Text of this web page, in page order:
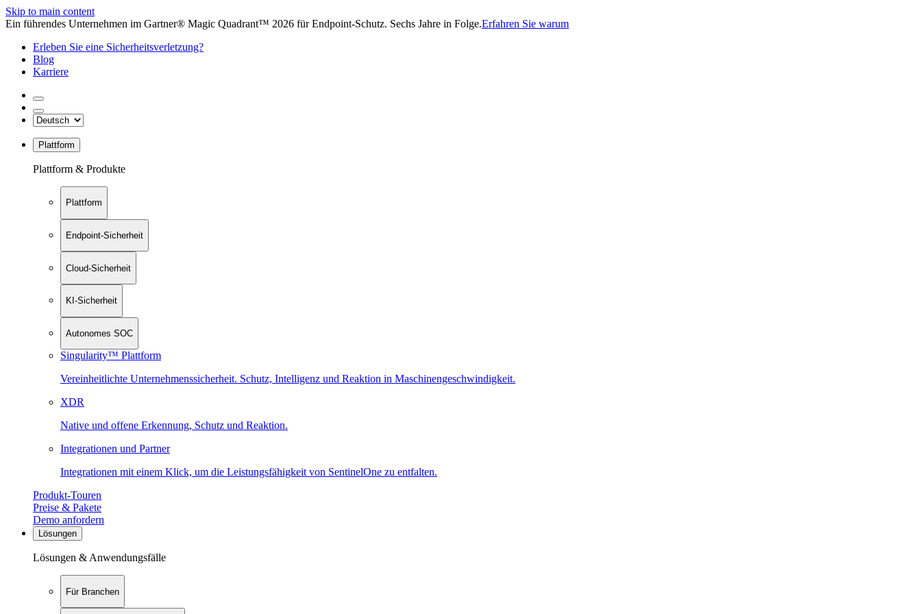
Skip to main content
Ein führendes Unternehmen im Gartner® Magic Quadrant™ 2026 für Endpoint-Schutz. Sechs Jahre in Folge.Erfahren Sie warum
Erleben Sie eine Sicherheitsverletzung?
Blog
Karriere
Plattform
Plattform & Produkte
Plattform
Endpoint-Sicherheit
Cloud-Sicherheit
KI-Sicherheit
Autonomes SOC
Singularity™ Plattform
Vereinheitlichte Unternehmenssicherheit. Schutz, Intelligenz und Reaktion in Maschinen­geschwindigkeit.
XDR
Native und offene Erkennung, Schutz und Reaktion.
Integrationen und Partner
Integrationen mit einem Klick, um die Leistungsfähigkeit von SentinelOne zu entfalten.
Produkt-Touren
Preise & Pakete
Demo anfordern
Lösungen
Lösungen & Anwendungsfälle
Für Branchen